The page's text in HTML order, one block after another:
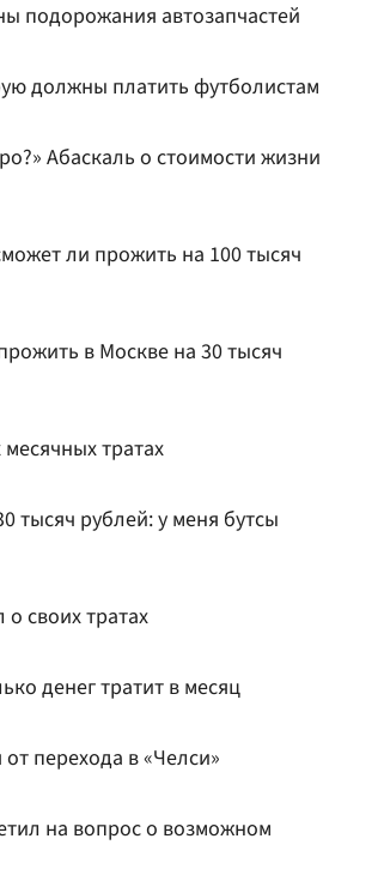
подорожания автозапчастей
должны платить футболистам
Абаскаль о стоимости жизни
ли прожить на 100 тысяч
в Москве на 30 тысяч
тратах
тысяч рублей: у меня бутсы
своих тратах
денег тратит в месяц
перехода в «Челси»
на вопрос о возможном